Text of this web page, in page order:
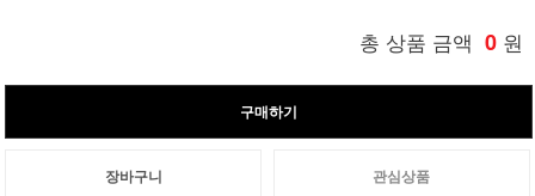
총 상품 금액 0 원
구매하기
장바구니 관심상품